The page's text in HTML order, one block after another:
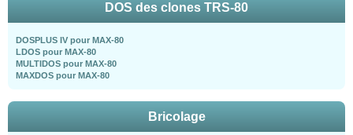
DOS des clones TRS-80
DOSPLUS IV pour MAX-80
LDOS pour MAX-80
MULTIDOS pour MAX-80
MAXDOS pour MAX-80
Bricolage